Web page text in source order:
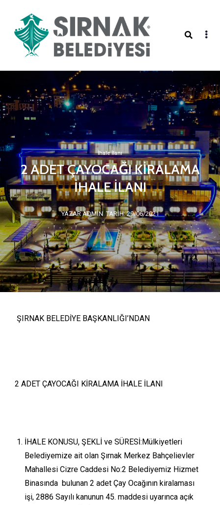
İhale İlanı
2 ADET ÇAYOCAĞI KİRALAMA
İHALE İLANI
YAZAR ADMIN TARIH: 29/06/2021
ŞIRNAK BELEDİYE BAŞKANLIĞI’NDAN
2 ADET ÇAYOCAĞI KİRALAMA İHALE İLANI
İHALE KONUSU, ŞEKLİ ve SÜRESİ: Mülkiyetleri
Belediyemize ait olan Şırnak Merkez Bahçelievler
Mahallesi Cizre Caddesi No:2 Belediyemiz Hizmet
Binasında bulunan 2 adet Çay Ocağının kiralaması
işi, 2886 Sayılı kanunun 45. maddesi uyarınca açık